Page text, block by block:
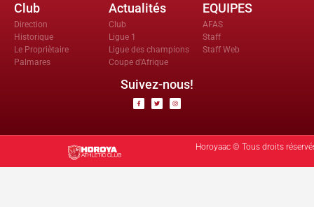
Club
Direction
Historique
Le Propriètaire
Palmares
Actualités
Club
Ligue 1
Ligue des champions
Coupe d'Afrique
EQUIPES
AFAS
Staff
Staff Web
Suivez-nous!
Horoyaac © Tous droits